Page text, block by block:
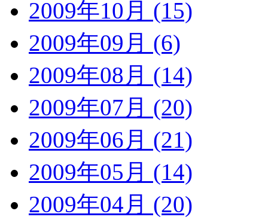
2009年10月 (15)
2009年09月 (6)
2009年08月 (14)
2009年07月 (20)
2009年06月 (21)
2009年05月 (14)
2009年04月 (20)